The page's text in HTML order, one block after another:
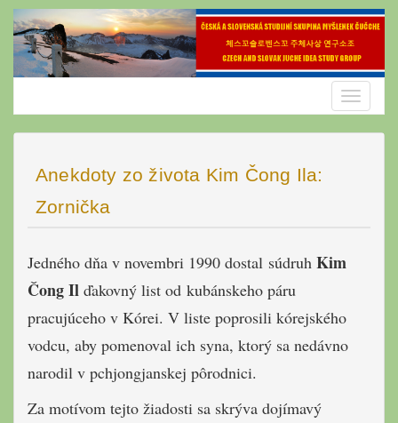
Skip
content
Toggle
Anekdoty zo života Kim Čong Ila:
Zornička
Jedného dňa v novembri 1990 dostal súdruh Kim
Čong Il ďakovný list od kubánskeho páru
pracujúceho v Kórei. V liste poprosili kórejského
vodcu, aby pomenoval ich syna, ktorý sa nedávno
narodil v pchjongjanskej pôrodnici.
Za motívom tejto žiadosti sa skrýva dojímavý